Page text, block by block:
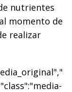
nutrientes
momento de
realizar